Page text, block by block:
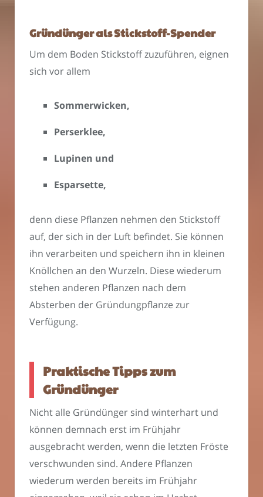
Gründünger als Stickstoff-Spender
Um dem Boden Stickstoff zuzuführen, eignen
sich vor allem
Sommerwicken,
Perserklee,
Lupinen und
Esparsette,
denn diese Pflanzen nehmen den Stickstoff
auf, der sich in der Luft befindet. Sie können
ihn verarbeiten und speichern ihn in kleinen
Knöllchen an den Wurzeln. Diese wiederum
stehen anderen Pflanzen nach dem
Absterben der Gründungpflanze zur
Verfügung.
Praktische Tipps zum
Gründünger
Nicht alle Gründünger sind winterhart und
können demnach erst im Frühjahr
ausgebracht werden, wenn die letzten Fröste
verschwunden sind. Andere Pflanzen
wiederum werden bereits im Frühjahr